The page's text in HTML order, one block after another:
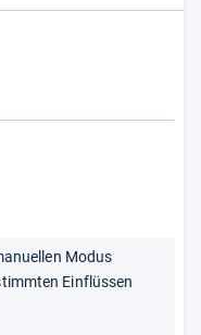
Modus
Einflüssen